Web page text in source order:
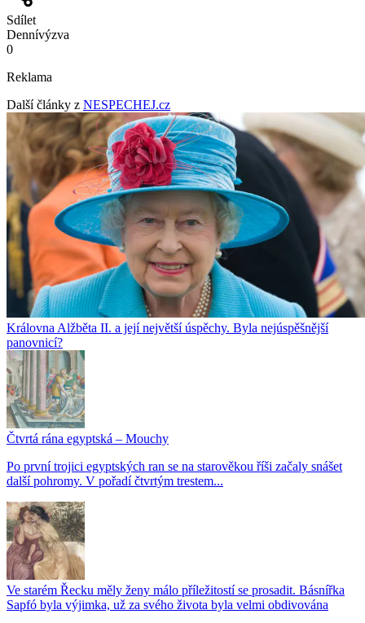
Sdílet
Dennívýzva
0
Reklama
Další články z NESPECHEJ.cz
Královna Alžběta II. a její největší úspěchy. Byla nejúspěšnější
panovnicí?
Čtvrtá rána egyptská – Mouchy
Po první trojici egyptských ran se na starověkou říši začaly snášet
další pohromy. V pořadí čtvrtým trestem...
Ve starém Řecku měly ženy málo příležitostí se prosadit. Básnířka
Sapfó byla výjimka, už za svého života byla velmi obdivována